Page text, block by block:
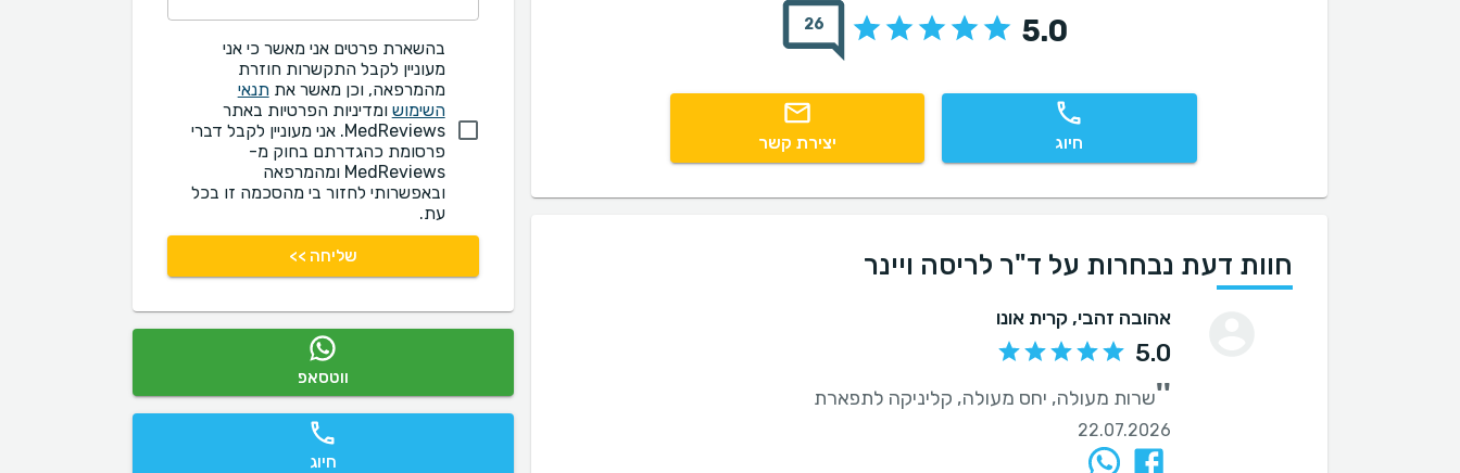
5.0
26
חיוג יצירת קשר
חוות דעת נבחרות על ד"ר לריסה ויינר
אהובה זהבי, קרית אונו
5.0
''שרות מעולה, יחס מעולה, קליניקה לתפארת
22.07.2026
בהשארת פרטים אני מאשר כי אני
מעוניין לקבל התקשרות חוזרת
מהמרפאה, וכן מאשר אתתנאי
השימוש ומדיניות הפרטיות באתר
MedReviews. אני מעוניין לקבל דברי
פרסומת כהגדרתם בחוק מ-
MedReviews ומהמרפאה
ובאפשרותי לחזור בי מהסכמה זו בכל
עת.
שליחה >>
ווטסאפ
חיוג